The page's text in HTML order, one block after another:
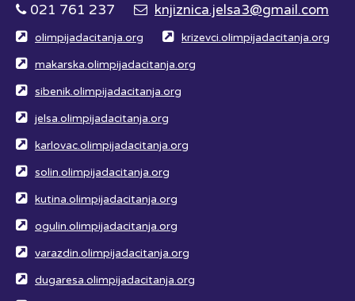
021 761 237
knjiznica.jelsa3@gmail.com
olimpijadacitanja.org krizevci.olimpijadacitanja.org
makarska.olimpijadacitanja.org
sibenik.olimpijadacitanja.org
jelsa.olimpijadacitanja.org
karlovac.olimpijadacitanja.org
solin.olimpijadacitanja.org
kutina.olimpijadacitanja.org
ogulin.olimpijadacitanja.org
varazdin.olimpijadacitanja.org
dugaresa.olimpijadacitanja.org